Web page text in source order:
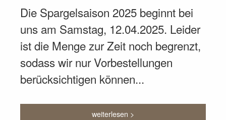
Die Spargelsaison 2025 beginnt bei
uns am Samstag, 12.04.2025. Leider
ist die Menge zur Zeit noch begrenzt,
sodass wir nur Vorbestellungen
berücksichtigen können...
weiterlesen >